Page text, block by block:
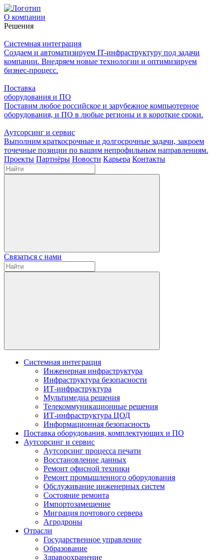
О компании
Решения
Системная интеграция
Создаем и автоматизируем IT-инфраструктуру под задачи
компании. Внедряем новые технологии и оптимизируем
бизнес-процесс.
Поставка
оборудования и ПО
Поставим любое российское и зарубежное компьютерное
оборудования, и ПО в любые регионы и в короткие сроки.
Аутсорсинг и сервис
Выполним краткосрочные и долгосрочные задачи, закроем
точечные позиции по вашим непрофильным направлениям.
Проекты Партнёры Новости Карьера Контакты
Связаться с нами
Системная интеграция
Инженерная инфраструктура
Инфраструктура безопасности
ИТ-инфраструктура
Мультимедиа решения
Телекоммуникационные решения
ИТ-инфраструктура ЦОД
Информационная безопасность
Поставка оборудования, комплектующих и ПО
Аутсорсинг и сервис
Аутсорсинг процесса печати
Восстановление данных
Ремонт офисной техники
Ремонт промышленного оборудования
Обслуживание инженерных систем
Состояние ремонта
Импортозамещение
Миграция почтового сервера
Агродроны
Отрасли
Государственное управление
Образование
Здравоохранение